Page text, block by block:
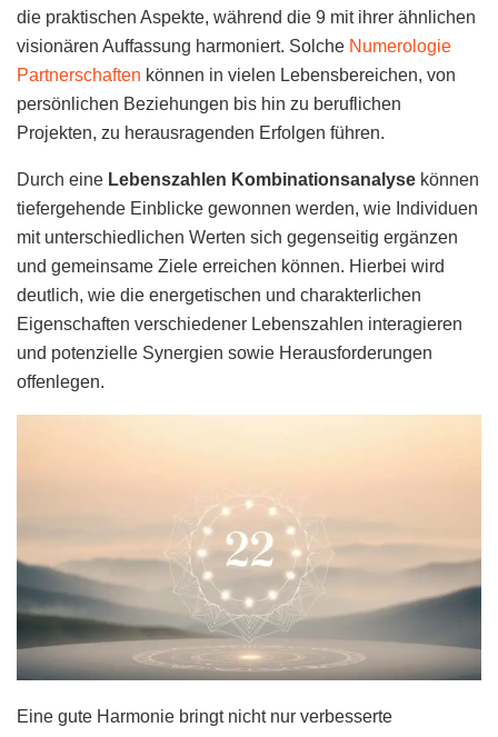
die praktischen Aspekte, während die 9 mit ihrer ähnlichen
visionären Auffassung harmoniert. Solche Numerologie
Partnerschaften können in vielen Lebensbereichen, von
persönlichen Beziehungen bis hin zu beruflichen
Projekten, zu herausragenden Erfolgen führen.
Durch eine Lebenszahlen Kombinationsanalyse können
tiefergehende Einblicke gewonnen werden, wie Individuen
mit unterschiedlichen Werten sich gegenseitig ergänzen
und gemeinsame Ziele erreichen können. Hierbei wird
deutlich, wie die energetischen und charakterlichen
Eigenschaften verschiedener Lebenszahlen interagieren
und potenzielle Synergien sowie Herausforderungen
offenlegen.
Eine gute Harmonie bringt nicht nur verbesserte